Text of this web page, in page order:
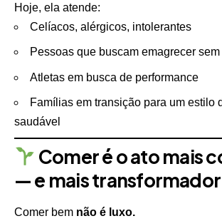
Hoje, ela atende:
Celíacos, alérgicos, intolerantes
Pessoas que buscam emagrecer
Atletas em busca de performance
Famílias em transição para um estilo
saudável
Comer é o ato mais
— e mais transformador
Comer bem não é luxo.